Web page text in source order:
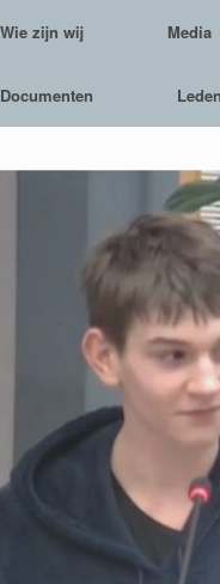
Wie zijn wij Media
Documenten